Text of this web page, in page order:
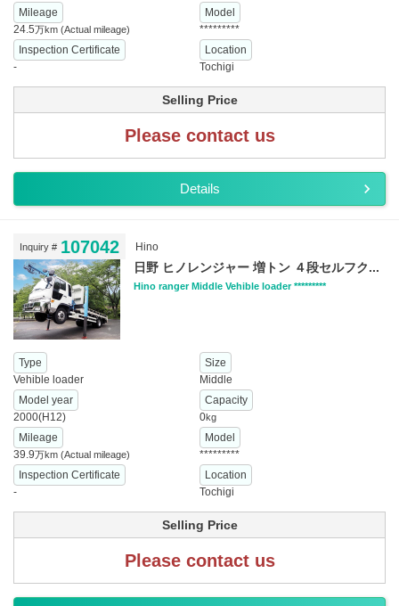
Mileage
24.5万km (Actual mileage)
Model
*********
Inspection Certificate
-
Location
Tochigi
Selling Price
Please contact us
Details
Inquiry # 107042 Hino
日野 ヒノレンジャー 増トン ４段セルフク...
Hino ranger Middle Vehible loader *********
Type
Vehible loader
Size
Middle
Model year
2000(H12)
Capacity
0kg
Mileage
39.9万km (Actual mileage)
Model
*********
Inspection Certificate
-
Location
Tochigi
Selling Price
Please contact us